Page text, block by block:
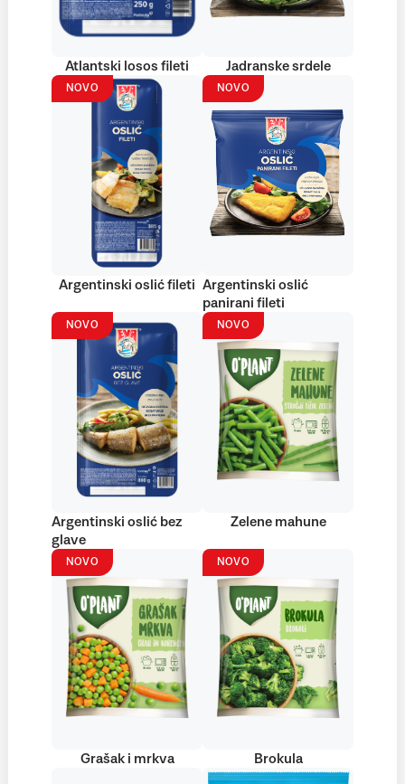
Atlantski losos fileti Jadranske srdele
NOVO
Argentinski oslić fileti
NOVO
Argentinski oslić
panirani fileti
NOVO
Argentinski oslić bez
glave
NOVO
Zelene mahune
NOVO
Grašak i mrkva
NOVO
Brokula